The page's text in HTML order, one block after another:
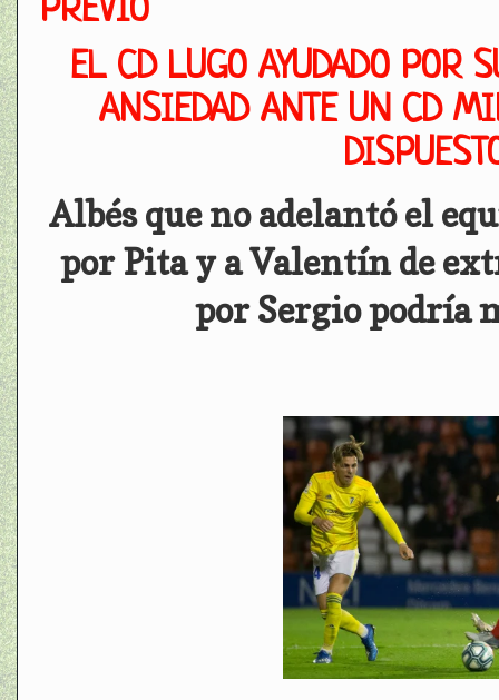
PREVIO
EL CD LUGO AYUDADO POR
ANSIEDAD ANTE UN CD
Albés que no adelantó el
por Pita y a Valentín de
por Sergio podría